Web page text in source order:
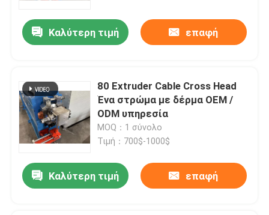
Καλύτερη τιμή επαφή
80 Extruder Cable Cross Head
Ένα στρώμα με δέρμα OEM /
ODM υπηρεσία
MOQ：1 σύνολο
Τιμή：700$-1000$
Καλύτερη τιμή επαφή